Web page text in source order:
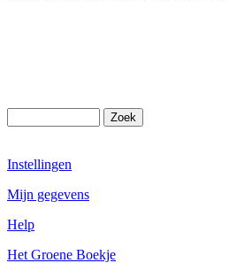
Instellingen
Mijn gegevens
Help
Het Groene Boekje